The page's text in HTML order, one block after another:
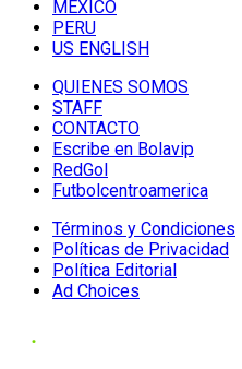
MÉXICO
PERU
US ENGLISH
QUIENES SOMOS
STAFF
CONTACTO
Escribe en Bolavip
RedGol
Futbolcentroamerica
Términos y Condiciones
Políticas de Privacidad
Política Editorial
Ad Choices